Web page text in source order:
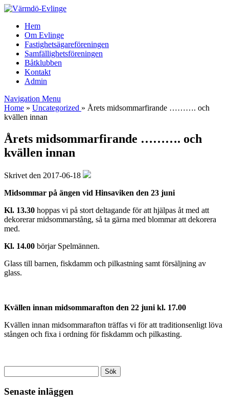
Hem
Om Evlinge
Fastighetsägareföreningen
Samfällighetsföreningen
Båtklubben
Kontakt
Admin
Navigation Menu
Home » Uncategorized » Årets midsommarfirande ………. och
kvällen innan
Årets midsommarfirande ………. och
kvällen innan
Skrivet den 2017-06-18
Midsommar på ängen vid Hinsaviken den 23 juni
Kl. 13.30 hoppas vi på stort deltagande för att hjälpas åt med att
dekorerar midsommarstång, så ta gärna med blommar att dekorera
med.
Kl. 14.00 börjar Spelmännen.
Glass till barnen, fiskdamm och pilkastning samt försäljning av
glass.
Kvällen innan midsommarafton den 22 juni kl. 17.00
Kvällen innan midsommarafton träffas vi för att traditionsenligt löva
stången och fixa i ordning för fiskdamm och pilkasting.
efter:
Senaste inläggen